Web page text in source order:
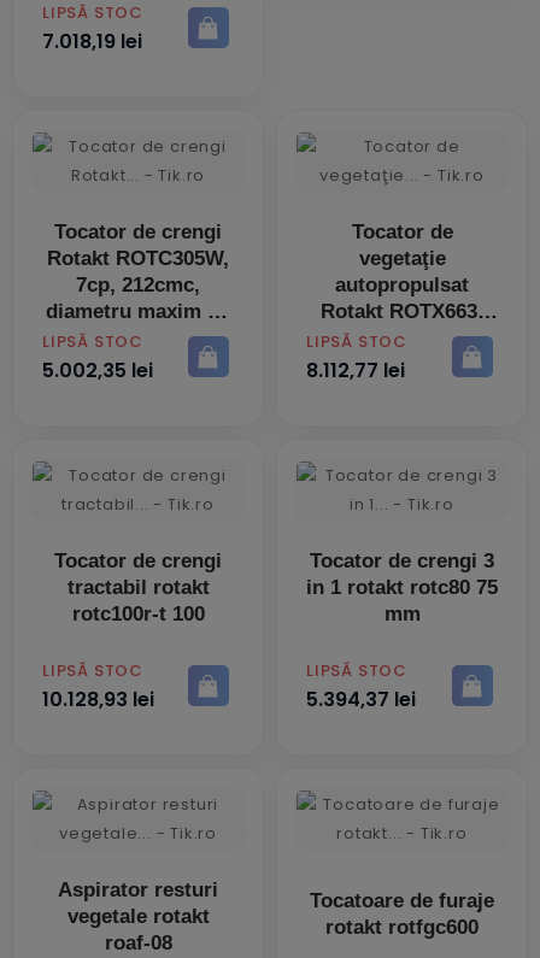
benzina, 6mc/h, 65-
100mm, pornire
PRET
LIPSĂ STOC
7.018,19 lei
Tocator de crengi
Rotakt ROTC305W,
7cp, 212cmc,
diametru maxim de
tocare lemn 50mm
PRET
LIPSĂ STOC
5.002,35 lei
Tocator de
vegetaţie
autopropulsat
Rotakt ROTX663,
9cp, latime de
tăiere 700 mm
PRET
LIPSĂ STOC
8.112,77 lei
Tocator de crengi
tractabil rotakt
rotc100r-t 100
PRET
LIPSĂ STOC
10.128,93 lei
Tocator de crengi 3
in 1 rotakt rotc80 75
mm
PRET
LIPSĂ STOC
5.394,37 lei
Aspirator resturi
vegetale rotakt
roaf-08
Tocatoare de furaje
rotakt rotfgc600